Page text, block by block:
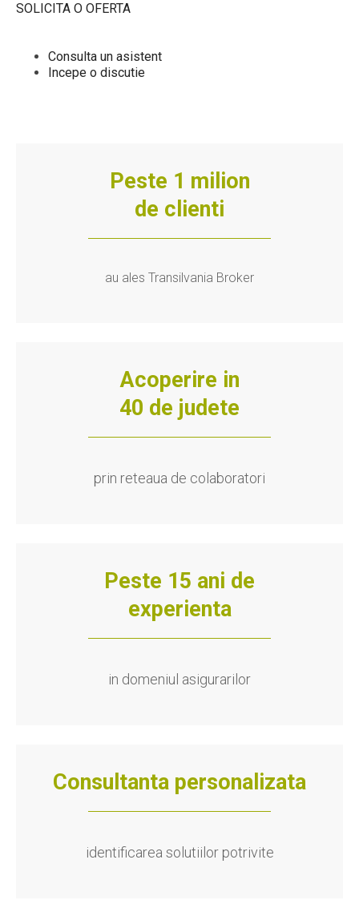
SOLICITA O OFERTA
Consulta un asistent
Incepe o discutie
Peste 1 milion
de clienti
au ales Transilvania Broker
Acoperire in
40 de judete
prin reteaua de colaboratori
Peste 15 ani de
experienta
in domeniul asigurarilor
Consultanta personalizata
identificarea solutiilor potrivite